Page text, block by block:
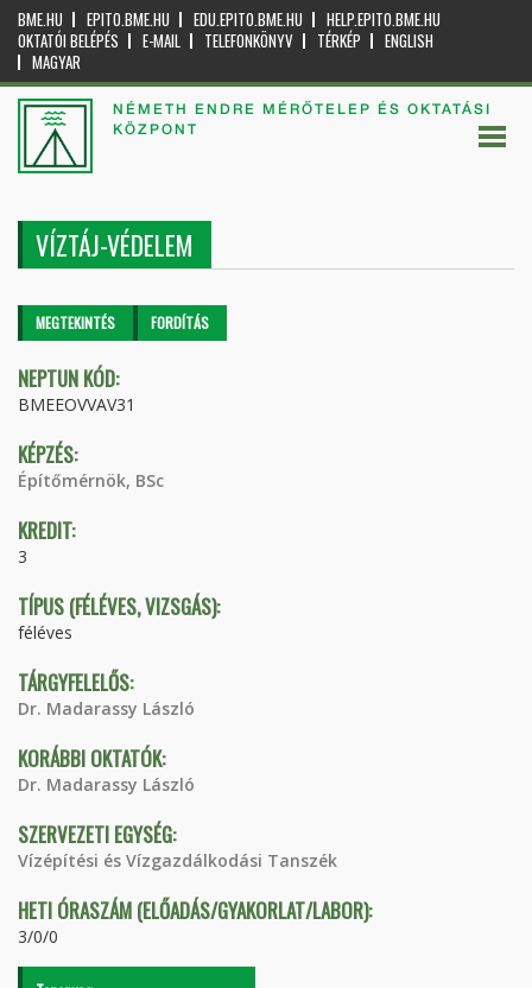
BME.HU EPITO.BME.HU EDU.EPITO.BME.HU
HELP.EPITO.BME.HU
OKTATÓI BELÉPÉS
E-MAIL TELEFONKÖNYV TÉRKÉP
ENGLISH
MAGYAR
NÉMETH ENDRE MÉRŐTELEP ÉS OKTATÁSI
KÖZPONT
VÍZTÁJ-VÉDELEM
Elsődleges fülek
MEGTEKINTÉS (AKTÍVFORDÍTÁS
NEPTUN KÓD:
BMEEOVVAV31
KÉPZÉS:
Építőmérnök, BSc
KREDIT:
3
TÍPUS (FÉLÉVES, VIZSGÁS):
féléves
TÁRGYFELELŐS:
Dr. Madarassy László
KORÁBBI OKTATÓK:
Dr. Madarassy László
SZERVEZETI EGYSÉG:
Vízépítési és Vízgazdálkodási Tanszék
HETI ÓRASZÁM (ELŐADÁS/GYAKORLAT/LABOR):
3/0/0